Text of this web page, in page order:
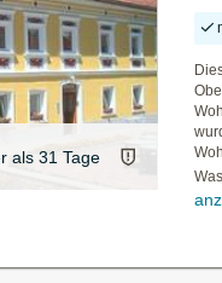
als 31 Tage